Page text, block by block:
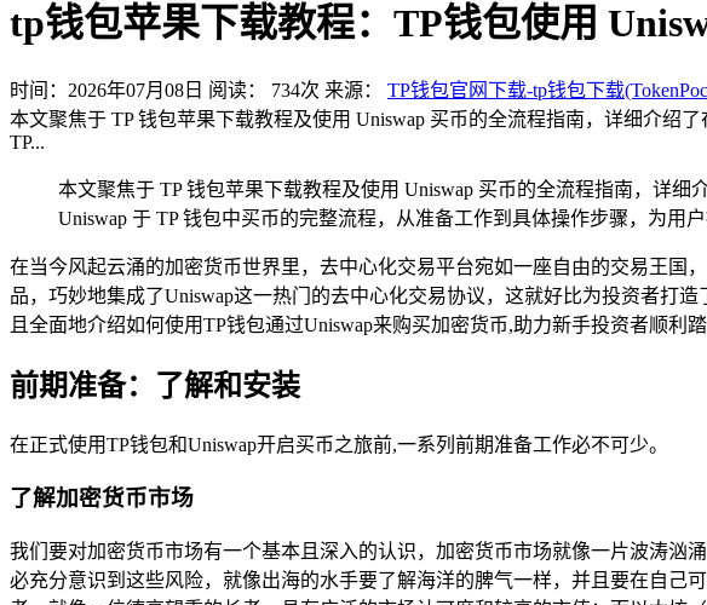
tp钱包苹果下载教程：TP钱包使用
时间：2026年07月08日 阅读： 734次 来源： TP钱包官网下载-tp钱包下载
本文聚焦于 TP 钱包苹果下载教程及使用 Uniswap 买币的全流程指南，详细介绍
TP...
本文聚焦于 TP 钱包苹果下载教程及使用 Uniswap 买币的全流程指南，详
Uniswap 于 TP 钱包中买币的完整流程，从准备工作到具体操作步骤，为用
在当今风起云涌的加密货币世界里，去中心化交易平台宛如一座自由的交易王国
品，巧妙地集成了Uniswap这一热门的去中心化交易协议，这就好比为投资者打
且全面地介绍如何使用TP钱包通过Uniswap来购买加密货币,助力新手投资者顺利
前期准备：了解和安装
在正式使用TP钱包和Uniswap开启买币之旅前,一系列前期准备工作必不可少。
了解加密货币市场
我们要对加密货币市场有一个基本且深入的认识，加密货币市场就像一片波涛
必充分意识到这些风险，就像出海的水手要了解海洋的脾气一样，并且要在自己